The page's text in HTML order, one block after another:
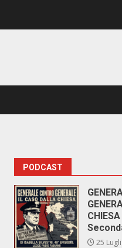
PODCAST
25